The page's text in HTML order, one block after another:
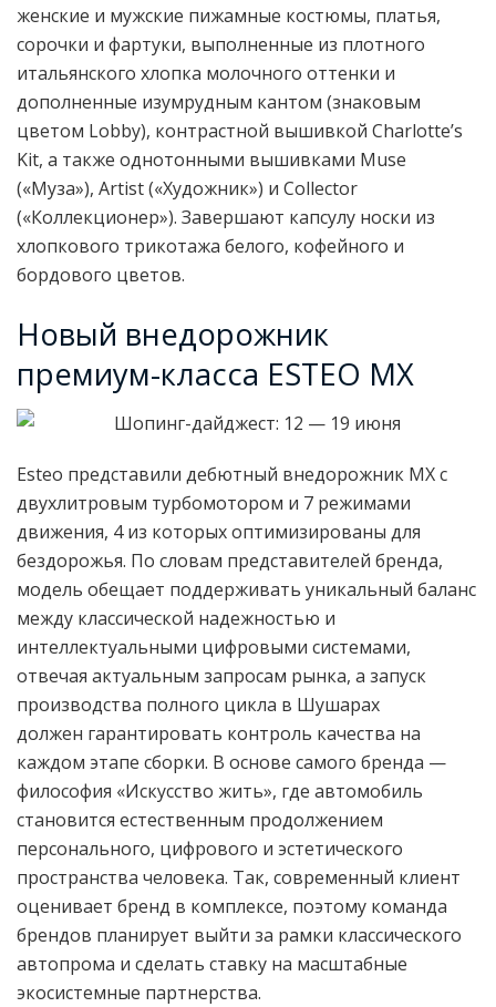
женские и мужские пижамные костюмы, платья,
сорочки и фартуки, выполненные из плотного
итальянского хлопка молочного оттенки и
дополненные изумрудным кантом (знаковым
цветом Lobby), контрастной вышивкой Charlotte’s
Kit, а также однотонными вышивками Muse
(«Муза»), Artist («Художник») и Collector
(«Коллекционер»). Завершают капсулу носки из
хлопкового трикотажа белого, кофейного и
бордового цветов.
Новый внедорожник
премиум-класса ESTEO MX
Esteo представили дебютный внедорожник MX с
двухлитровым турбомотором и 7 режимами
движения, 4 из которых оптимизированы для
бездорожья. По словам представителей бренда,
модель обещает поддерживать уникальный баланс
между классической надежностью и
интеллектуальными цифровыми системами,
отвечая актуальным запросам рынка, а запуск
производства полного цикла в Шушарах
должен гарантировать контроль качества на
каждом этапе сборки. В основе самого бренда —
философия «Искусство жить», где автомобиль
становится естественным продолжением
персонального, цифрового и эстетического
пространства человека. Так, современный клиент
оценивает бренд в комплексе, поэтому команда
брендов планирует выйти за рамки классического
автопрома и сделать ставку на масштабные
экосистемные партнерства.